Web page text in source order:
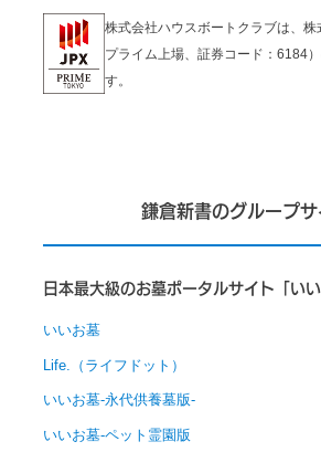
株式会社ハウスボートクラブは、
プライム上場、証券コード：6184
す。
鎌倉新書のグループサ
日本最大級のお墓ポータルサイト「いい
いいお墓
Life.（ライフドット）
いいお墓-永代供養墓版-
いいお墓-ペット霊園版